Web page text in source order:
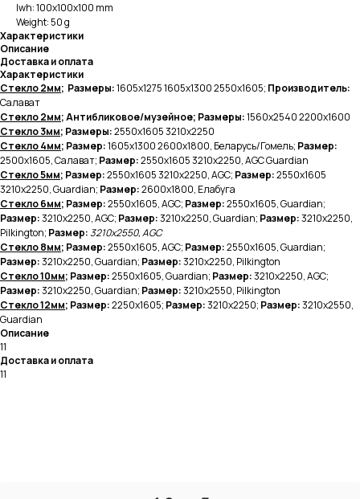
lwh: 100x100x100 mm
Weight: 50 g
Характеристики
Описание
Доставка и оплата
Характеристики
Стекло 2мм; Размеры:1605х1275 1605х1300 2550х1605; Производитель:
Салават
Стекло 2мм; Антибликовое/музейное; Размеры:1560х2540 2200х1600
Стекло 3мм; Размеры:2550х16053210х2250
Стекло 4мм; Размер:1605х13002600х1800, Беларусь/Гомель; Размер:
2500х1605, Салават; Размер:2550х1605 3210х2250, AGC Guardian
Стекло 5мм; Размер:2550х1605 3210х2250, AGC; Размер:2550х1605
3210х2250, Guardian; Размер:2600х1800, Елабуга
Стекло 6мм; Размер:2550х1605, AGC; Размер:2550х1605, Guardian;
Размер:3210х2250, AGC; Размер:3210х2250, Guardian; Размер:3210х2250,
Pilkington; Размер: 3210х2550, AGC
Стекло 8мм; Размер:2550х1605, AGC; Размер:2550х1605, Guardian;
Размер:3210х2250, Guardian; Размер:3210х2250, Pilkington
Стекло 10мм; Размер:2550х1605, Guardian; Размер:3210х2250, AGC;
Размер:3210х2250, Guardian; Размер:3210х2550, Pilkington
Стекло 12мм; Размер:2250х1605; Размер:3210х2250; Размер:3210х2550,
Guardian
Описание
11
Доставка и оплата
11